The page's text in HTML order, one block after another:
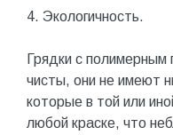
4. Экологичность.
Грядки с полимерным
чисты, они не имеют
которые в той или
любой краске, что